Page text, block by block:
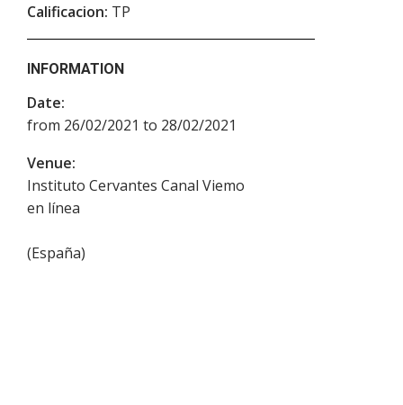
Calificacion: TP
INFORMATION
Date:
from 26/02/2021 to 28/02/2021
Venue:
Instituto Cervantes Canal Viemo
en línea
(España)